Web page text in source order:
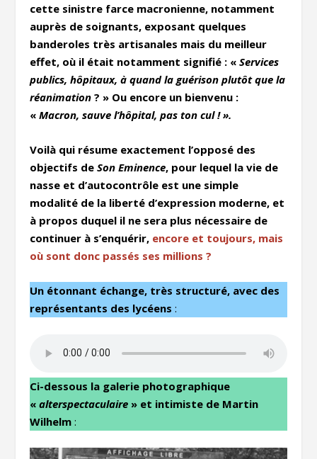
cette sinistre farce macronienne, notamment
auprès de soignants, exposant quelques
banderoles très artisanales mais du meilleur
effet, où il était notamment signifié : «Services
publics, hôpitaux, à quand la guérison plutôt que la
réanimation ? » Ou encore un bienvenu :
«Macron, sauve l’hôpital, pas ton cul ! ».
Voilà qui résume exactement l’opposé des
objectifs deSon Eminence, pour lequel la vie de
nasse et d’autocontrôle est une simple
modalité de la liberté d’expression moderne, et
à propos duquel il ne sera plus nécessaire de
continuer à s’enquérir, encore et toujours, mais
où sont donc passés ses millions ?
Un étonnant échange, très structuré, avec des
représentants des lycéens:
Ci-dessous la galerie photographique
«alterspectaculaire » et intimiste de Martin
Wilhelm: